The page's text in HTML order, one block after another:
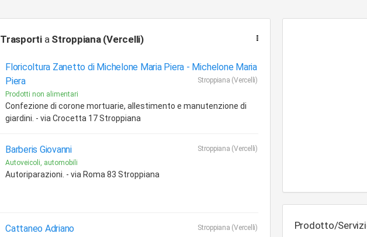
Trasportia Stroppiana (Vercelli)
Floricoltura Zanetto di Michelone Maria Piera - Michelone Maria
Piera
Stroppiana (Vercelli)
Prodotti non alimentari
Confezione di corone mortuarie, allestimento e manutenzione di
giardini. - via Crocetta 17 Stroppiana
Barberis Giovanni
Stroppiana (Vercelli)
Autoveicoli, automobili
Autoriparazioni. - via Roma 83 Stroppiana
Cattaneo Adriano
Stroppiana (Vercelli)
Prodotto/